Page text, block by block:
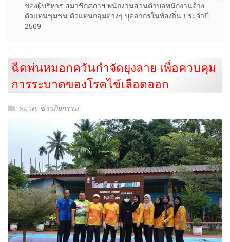
ของผู้บริหาร สมาชิกสภาฯ พนักงานส่วนตำบลพนักงานจ้าง
ตัวแทนชุมชน ตัวแทนกลุ่มต่างๆ บุคลากรในท้องถิ่น ประจำปี
2569
ฉีดพ่นหมอกควันกำจัดยุงลาย เพื่อควบคุม
การระบาดของโรคไข้เลือดออก
หมวด: ข่าวกิจกรรม